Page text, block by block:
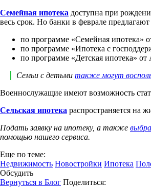
Семейная ипотека доступна при
весь срок. Но банки в феврале
по программе «Семейная
по программе «Ипотека с
по программе «Детская ипотека»
Семьи с детьми также могут
Военнослужащие имеют возможность
Сельская ипотека распространяется на
Подать заявку на ипотеку, а также
помощью нашего сервиса.
Еще по теме:
Недвижимость Новостройки Ипотека
Обсудить
Вернуться в Блог Поделиться: